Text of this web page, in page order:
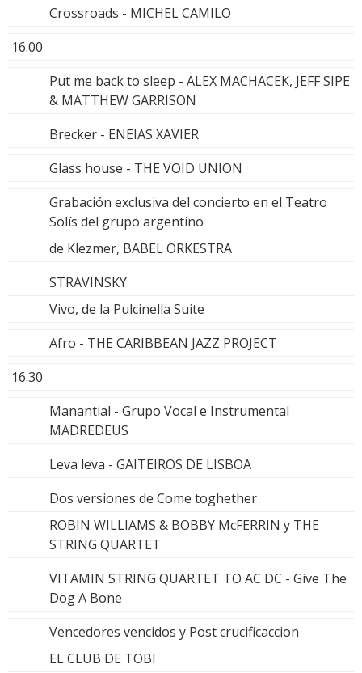
Crossroads - MICHEL CAMILO
16.00
Put me back to sleep - ALEX MACHACEK, JEFF SIPE
& MATTHEW GARRISON
Brecker - ENEIAS XAVIER
Glass house - THE VOID UNION
Grabación exclusiva del concierto en el Teatro
Solís del grupo argentino
de Klezmer, BABEL ORKESTRA
STRAVINSKY
Vivo, de la Pulcinella Suite
Afro - THE CARIBBEAN JAZZ PROJECT
16.30
Manantial - Grupo Vocal e Instrumental
MADREDEUS
Leva leva - GAITEIROS DE LISBOA
Dos versiones de Come toghether
ROBIN WILLIAMS & BOBBY McFERRIN y THE
STRING QUARTET
VITAMIN STRING QUARTET TO AC DC - Give The
Dog A Bone
Vencedores vencidos y Post crucificaccion
EL CLUB DE TOBI